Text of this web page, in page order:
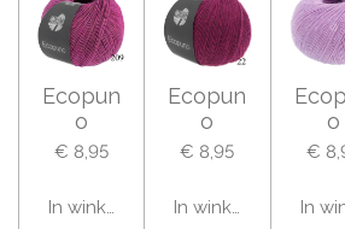
Ecopun
o
€ 8,95
In winkelwagen
Ecopun
o
€ 8,95
In winkelwagen
o
€
In